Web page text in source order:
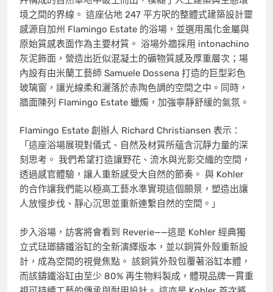
境之間的界線。 這座佔地 247 平方呎的整體式建築設計靈
感源自加州 Flamingo Estate 的浴場，並選用風化金屬與
原始質感表面作為主要材質。 浴場外牆採用 intonachino
灰泥飾面，營造出近似混凝土的礦物質感及厚重層次；場
內設有由米蘭工藝師 Samuele Dossena 打造的巨型彩色
玻璃窗，讓光線柔和灑落於赤陶色調的空間之中。同時，
牆面陳列 Flamingo Estate 蠟燭，加強寧靜舒緩的氣氛。
Flamingo Estate 創辦人 Richard Christiansen 表示：
「這座浴場展現對儀式、自然及材質所蘊含沉靜力量的深
刻思考。 我們希望打造讓野花、流水與光影交織的空間，
透過感官體驗，讓人重新感受大自然的節奏。 與 Kohler
的合作讓我們能以極高工藝水準實現這個願景，塑造出讓
人放慢步伐、靜心沉思並重新連繫自然的空間。」
步入浴場，訪客將會看到 Reverie——這是 Kohler 經典獨
立式琺瑯鑄鐵浴缸的全新演繹版本，並以銅質外殼重新設
計，成為空間的視覺焦點。 該銅質外殼包覆著浴缸本體，
而該鑄鐵浴缸由至少 80% 再生物料製成，體現品牌一貫重